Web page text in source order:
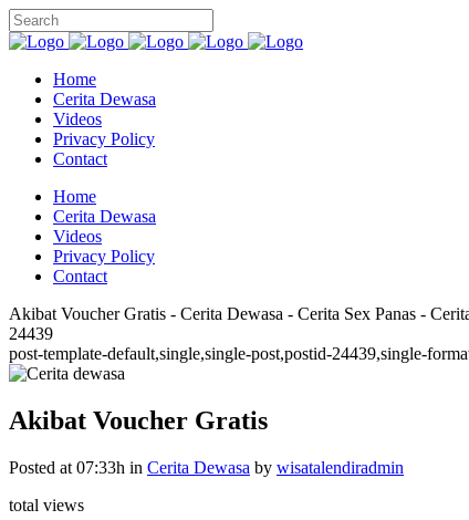
Home
Cerita Dewasa
Videos
Privacy Policy
Contact
Home
Cerita Dewasa
Videos
Privacy Policy
Contact
Akibat Voucher Gratis - Cerita Dewasa - Cerita Sex Panas -
24439
post-template-default,single,single-post,postid-24439,single-
Akibat Voucher Gratis
Posted at 07:33h in Cerita Dewasa by wisatalendiradmin
total views